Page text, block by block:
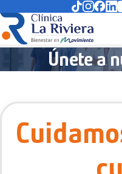
Únete a